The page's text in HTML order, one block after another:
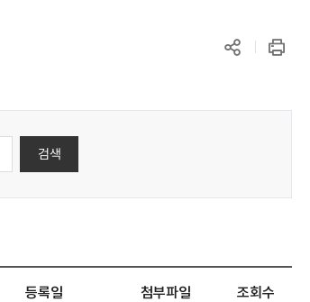
검색
등록일 첨부파일 조회수